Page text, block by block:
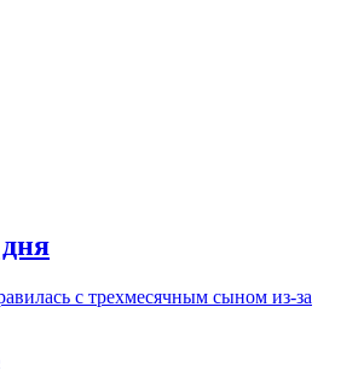
с трехмесячным сыном из-за